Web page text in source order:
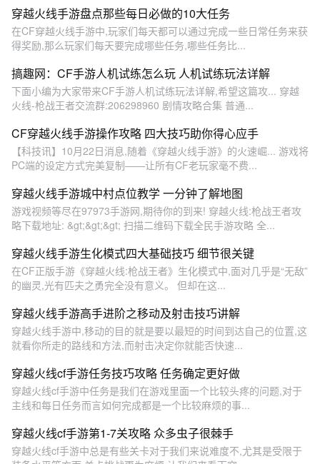
穿越火线手游盘点那些每日必做的10大任务
在CF穿越火线手游中,玩家们每天都可以通过完成一些日常任务来获
得奖励,那么玩家们每天要完成哪些任务,哪些任务比...
搞趣网：CF手游人机试练怎么玩 人机试练玩法详解
下面小编为大家带来CF手游人机试练玩法详解,希望这篇攻... 穿越
火线-枪战王者交流群:206298960 剧情攻略合集 普通...
CF穿越火线手游操作攻略 四大技巧助你得心应手
【科技讯】10月22日消息,随着《穿越火线手游》的火速崛... 游戏将
PC端的设定方式完美复制——让所有CF老玩家毫不费...
穿越火线手游城中村点位教学 一分钟了解地图
游戏视频等尽在97973手游网,期待你的到来! 穿越火线:枪战王者攻
略下载地址: &gt;&gt;&gt; 扫描二维码下载全民手游攻略 全...
穿越火线手游生化模式四大基础技巧 细节很关键
在CF正版手游《穿越火线:枪战王者》生化模式中,面对几乎是“无敌”
的幽灵,光有匹夫之勇完全没有意义。 但却在这...
穿越火线手游高手进阶之移动及射击技巧讲解
穿越火线手游中,移动的目的就是要以最短的时间到达自己的位置,这
就看你所走的路线和方法,而射击决定你就能否快速...
穿越火线cf手游任务技巧攻略 任务确定更好做
穿越火线cf手游中任务是我们在游戏里面一个比较头疼的问题,对于
主线和每日任务而言如何完成都是一个比较麻烦的事...
穿越火线cf手游第1-7关攻略 众多虫子很棘手
穿越火线cf手游中总是有些关卡对于我们来说难度不,尤其是受限于